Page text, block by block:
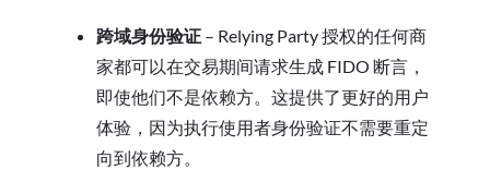
跨域身份验证 – Relying Party 授权的任何商
家都可以在交易期间请求生成 FIDO 断言，
即使他们不是依赖方。这提供了更好的用户
体验，因为执行使用者身份验证不需要重定
向到依赖方。